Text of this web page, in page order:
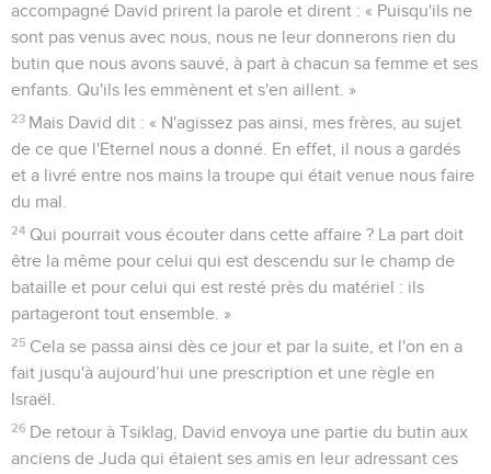
accompagné David prirent la parole et dirent : « Puisqu'ils ne
sont pas venus avec nous, nous ne leur donnerons rien du
butin que nous avons sauvé, à part à chacun sa femme et ses
enfants. Qu'ils les emmènent et s'en aillent. »
23 Mais David dit : « N'agissez pas ainsi, mes frères, au sujet
de ce que l'Eternel nous a donné. En effet, il nous a gardés
et a livré entre nos mains la troupe qui était venue nous faire
du mal.
24 Qui pourrait vous écouter dans cette affaire ? La part doit
être la même pour celui qui est descendu sur le champ de
bataille et pour celui qui est resté près du matériel : ils
partageront tout ensemble. »
25 Cela se passa ainsi dès ce jour et par la suite, et l'on en a
fait jusqu'à aujourd’hui une prescription et une règle en
Israël.
26 De retour à Tsiklag, David envoya une partie du butin aux
anciens de Juda qui étaient ses amis en leur adressant ces